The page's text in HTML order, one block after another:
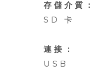
存儲介質：
SD 卡
連接：
USB